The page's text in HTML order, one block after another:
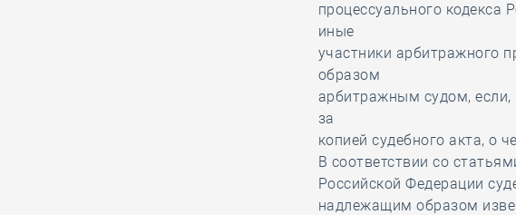
процессуального кодекса
иные
участники арбитражного
образом
арбитражным судом, если,
за
копией судебного акта, о
В соответствии со
Российской Федерации
надлежащим образом